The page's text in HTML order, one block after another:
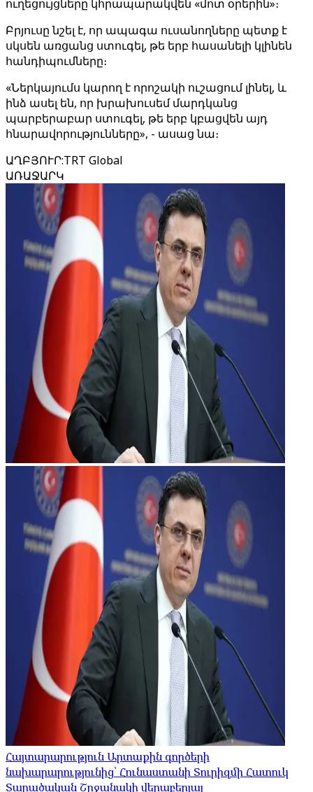
ուղեցույցները կհրապարակվեն «մոտ օրերին»։
Բրյուսը նշել է, որ ապագա ուսանողները պետք է
սկսեն առցանց ստուգել, թե երբ հասանելի կլինեն
հանդիպումները։
«Ներկայումս կարող է որոշակի ուշացում լինել, և
ինձ ասել են, որ խրախուսեմ մարդկանց
պարբերաբար ստուգել, թե երբ կբացվեն այդ
հնարավորությունները», - ասաց նա։
ԱՂԲՅՈՒՐ:TRT Global
ԱՌԱՋԱՐԿ
Հայտարարություն Արտաքին գործերի
նախարարությունից՝ Հունաստանի Տուրիզմի Հատուկ
Տարածական Շրջանակի վերաբերյալ